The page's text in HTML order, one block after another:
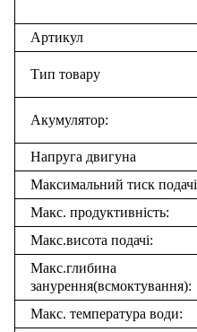
Артикул
Тип товару
Акумулятор:
Напруга двигуна
Максимальний тиск подачі
Макс. продуктивність:
Макс.висота подачі:
Макс.глибина
занурення(всмоктування):
Макс. температура води: